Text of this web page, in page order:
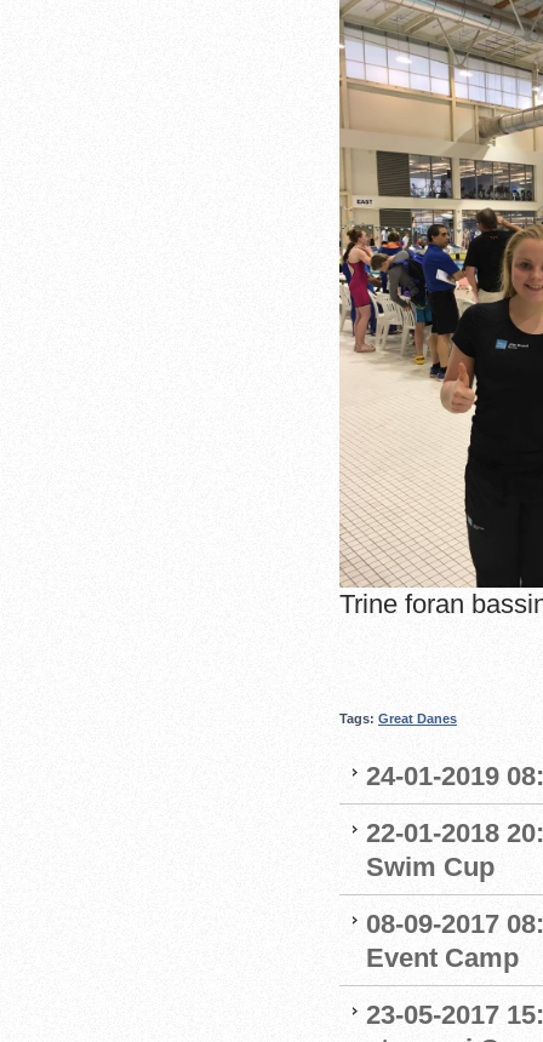
Trine foran
Tags: Great Danes
24-01-2019
22-01-2018
Swim Cup
08-09-2017
Event Camp
23-05-2017